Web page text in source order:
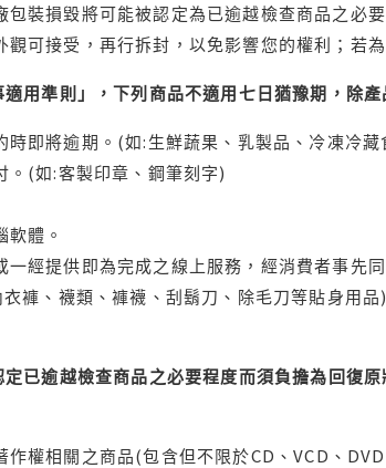
包裝損毀將可能被認定為已逾越檢查商品之
可接受，再行拆封，以免影響您的權利；若
用準則」，下列商品不適用七日猶豫期，除
即將逾期。(如:生鮮蔬果、乳製品、冷凍冷藏
。(如:客製印章、鋼筆刻字)
體。
經提供即為完成之線上服務，經消費者事先
褲、襪類、褲襪、刮鬍刀、除毛刀等貼身用品)
已逾越檢查商品之必要程度而須負擔為回復
權相關之商品(包含但不限於CD、VCD、